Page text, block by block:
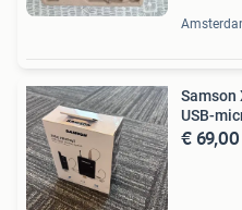
Samson
USB-
€ 69,00